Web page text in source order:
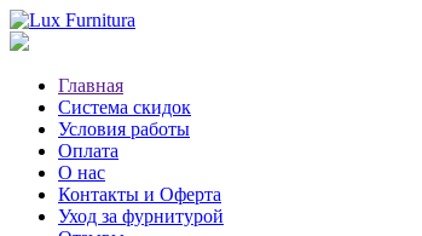
Главная
Система скидок
Условия работы
Оплата
О нас
Контакты и Оферта
Уход за фурнитурой